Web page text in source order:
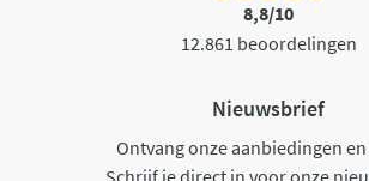
8,8/10
12.861 beoordelingen
Nieuwsbrief
Ontvang onze aanbiedingen